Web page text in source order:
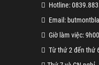
Hotline:
Email:
Giờ làm việc:
Từ thứ 2 đến thứ